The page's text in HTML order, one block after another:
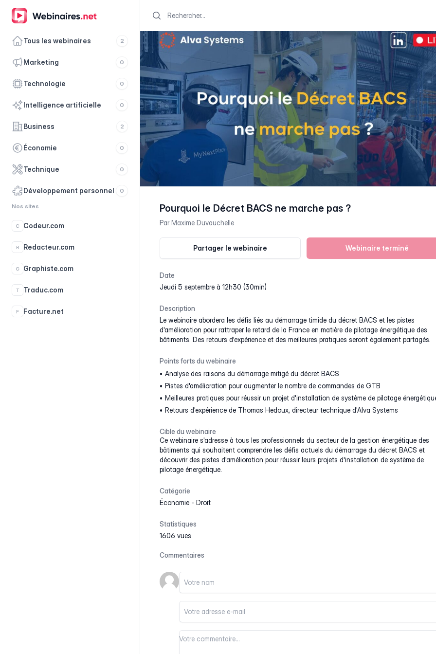
Tous les webinaires 2
marketing 0
technologie 0
intelligence artificielle 0
business 2
économie 0
technique 0
développement personnel 0
Nos sites
C Codeur.com
R Redacteur.com
G Graphiste.com
T Traduc.com
F Facture.net
Search
Pourquoi le Décret BACS ne marche pas ?
ParMaxime Duvauchelle
Partager le webinaire Webinaire terminé
Date
jeudi 5 septembre à 12h30 (30min)
Description
Le webinaire abordera les défis liés au démarrage timide du décret BACS et les pistes
d'amélioration pour rattraper le retard de la France en matière de pilotage énergétique des
bâtiments. Des retours d'expérience et des meilleures pratiques seront également partagés.
Points forts du webinaire
Analyse des raisons du démarrage mitigé du décret BACS
Pistes d'amélioration pour augmenter le nombre de commandes de GTB
Meilleures pratiques pour réussir un projet d'installation de système de pilotage
Retours d'expérience de Thomas Hedoux, directeur technique d'Alva Systems
Cible du webinaire
Ce webinaire s'adresse à tous les professionnels du secteur de la gestion énergétique des
bâtiments qui souhaitent comprendre les défis actuels du démarrage du décret BACS et
découvrir des pistes d'amélioration pour réussir leurs projets d'installation de système de
pilotage énergétique.
Catégorie
Économie - Droit
Statistiques
1606 vues
Commentaires
Votre nom
Votre email
Votre commentaire
Votre commentaire